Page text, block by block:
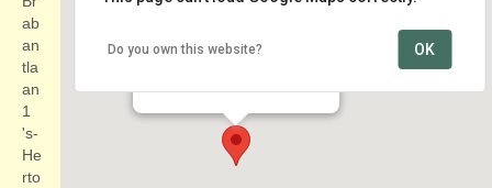
Pettelaarse Schans
Do you own this website? OK
ab
an
tla
an
1
's-
He
rto